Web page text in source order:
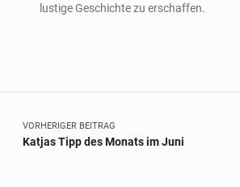
lustige Geschichte zu erschaffen.
Skip back to main navigation
Beitragsnavigation
VORHERIGER BEITRAG
Katjas Tipp des Monats im Juni